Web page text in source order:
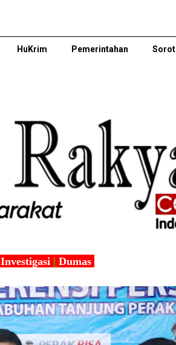
HuKrim Pemerintahan Sorot
Investigasi | Dumas